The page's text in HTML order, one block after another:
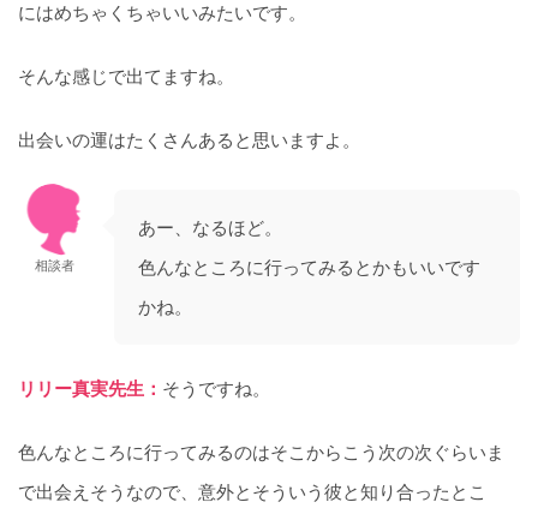
にはめちゃくちゃいいみたいです。
そんな感じで出てますね。
出会いの運はたくさんあると思いますよ。
相談者
あー、なるほど。
色んなところに行ってみるとかもいいです
かね。
リリー真実先生： そうですね。
色んなところに行ってみるのはそこからこう次の次ぐらいま
で出会えそうなので、意外とそういう彼と知り合ったとこ